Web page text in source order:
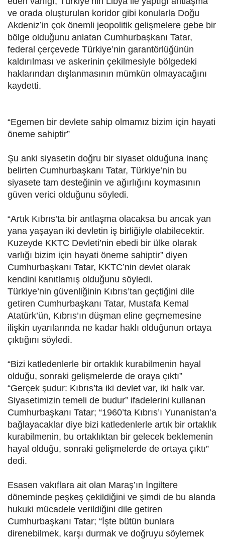
ve orada oluşturulan koridor gibi konularla Doğu
Akdeniz’in çok önemli jeopolitik gelişmelere gebe bir
bölge olduğunu anlatan Cumhurbaşkanı Tatar,
federal çerçevede Türkiye’nin garantörlüğünün
kaldırılması ve askerinin çekilmesiyle bölgedeki
haklarından dışlanmasının mümkün olmayacağını
kaydetti.
“Egemen bir devlete sahip olmamız bizim için hayati
öneme sahiptir”
Şu anki siyasetin doğru bir siyaset olduğuna inanç
belirten Cumhurbaşkanı Tatar, Türkiye’nin bu
siyasete tam desteğinin ve ağırlığını koymasının
güven verici olduğunu söyledi.
“Artık Kıbrıs’ta bir antlaşma olacaksa bu ancak yan
yana yaşayan iki devletin iş birliğiyle olabilecektir.
Kuzeyde KKTC Devleti’nin ebedi bir ülke olarak
varlığı bizim için hayati öneme sahiptir” diyen
Cumhurbaşkanı Tatar, KKTC’nin devlet olarak
kendini kanıtlamış olduğunu söyledi.
Türkiye’nin güvenliğinin Kıbrıs’tan geçtiğini dile
getiren Cumhurbaşkanı Tatar, Mustafa Kemal
Atatürk’ün, Kıbrıs’ın düşman eline geçmemesine
ilişkin uyarılarında ne kadar haklı olduğunun ortaya
çıktığını söyledi.
“Bizi katledenlerle bir ortaklık kurabilmenin hayal
olduğu, sonraki gelişmelerde de oraya çıktı”
“Gerçek şudur: Kıbrıs’ta iki devlet var, iki halk var.
Siyasetimizin temeli de budur” ifadelerini kullanan
Cumhurbaşkanı Tatar; “1960’ta Kıbrıs’ı Yunanistan’a
bağlayacaklar diye bizi katledenlerle artık bir ortaklık
kurabilmenin, bu ortaklıktan bir gelecek beklemenin
hayal olduğu, sonraki gelişmelerde de ortaya çıktı”
dedi.
Esasen vakıflara ait olan Maraş’ın İngiltere
döneminde peşkeş çekildiğini ve şimdi de bu alanda
hukuki mücadele verildiğini dile getiren
Cumhurbaşkanı Tatar; “İşte bütün bunlara
direnebilmek, karşı durmak ve doğruyu söylemek